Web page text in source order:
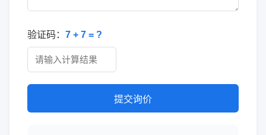
验证码： 7 + 7 = ?
提交询价